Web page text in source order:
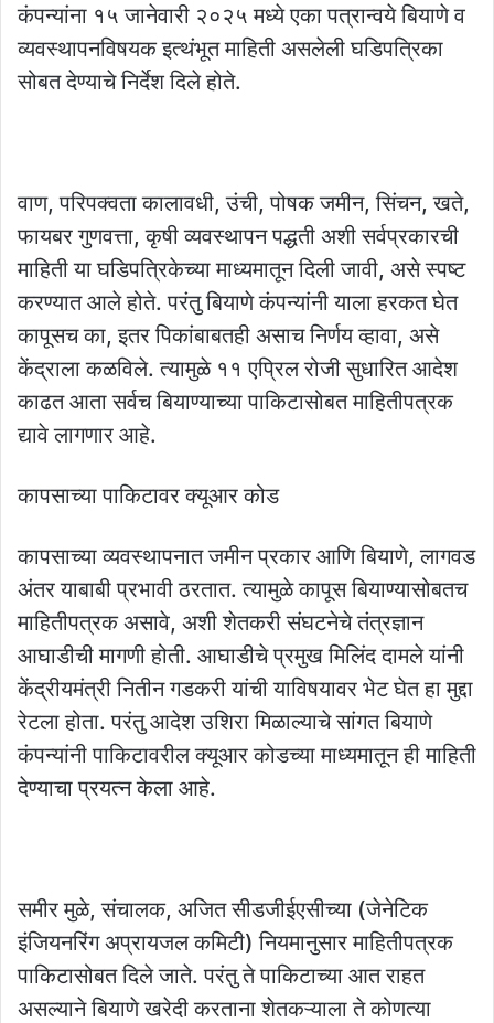
कंपन्यांना १५ जानेवारी २०२५ मध्ये एका पत्रान्वये बियाणे व
व्यवस्थापनविषयक इत्थंभूत माहिती असलेली घडिपत्रिका
सोबत देण्याचे निर्देश दिले होते.
वाण, परिपक्‍वता कालावधी, उंची, पोषक जमीन, सिंचन, खते,
फायबर गुणवत्ता, कृषी व्यवस्थापन पद्धती अशी सर्वप्रकारची
माहिती या घडिपत्रिकेच्या माध्यमातून दिली जावी, असे स्पष्ट
करण्यात आले होते. परंतु बियाणे कंपन्यांनी याला हरकत घेत
कापूसच का, इतर पिकांबाबतही असाच निर्णय व्हावा, असे
केंद्राला कळविले. त्यामुळे ११ एप्रिल रोजी सुधारित आदेश
काढत आता सर्वच बियाण्याच्या पाकिटासोबत माहितीपत्रक
द्यावे लागणार आहे.
कापसाच्या पाकिटावर क्यूआर कोड
कापसाच्या व्यवस्थापनात जमीन प्रकार आणि बियाणे, लागवड
अंतर याबाबी प्रभावी ठरतात. त्यामुळे कापूस बियाण्यासोबतच
माहितीपत्रक असावे, अशी शेतकरी संघटनेचे तंत्रज्ञान
आघाडीची मागणी होती. आघाडीचे प्रमुख मिलिंद दामले यांनी
केंद्रीयमंत्री नितीन गडकरी यांची याविषयावर भेट घेत हा मुद्दा
रेटला होता. परंतु आदेश उशिरा मिळाल्याचे सांगत बियाणे
कंपन्यांनी पाकिटावरील क्यूआर कोडच्या माध्यमातून ही माहिती
देण्याचा प्रयत्न केला आहे.
समीर मुळे, संचालक, अजित सीडजीईएसीच्या (जेनेटिक
इंजियनरिंग अप्रायजल कमिटी) नियमानुसार माहितीपत्रक
पाकिटासोबत दिले जाते. परंतु ते पाकिटाच्या आत राहत
असल्याने बियाणे खरेदी करताना शेतकऱ्याला ते कोणत्या